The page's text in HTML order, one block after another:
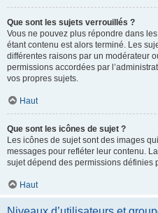
Que sont les sujets verrouillés ?
Vous ne pouvez plus répondre dans
étant contenu est alors terminé. Les
différentes raisons par un modérateur
permissions accordées par
vos propres sujets.
Haut
Que sont les icônes de sujet ?
Les icônes de sujet sont des images
messages pour refléter leur contenu.
sujet dépend des permissions définies
Haut